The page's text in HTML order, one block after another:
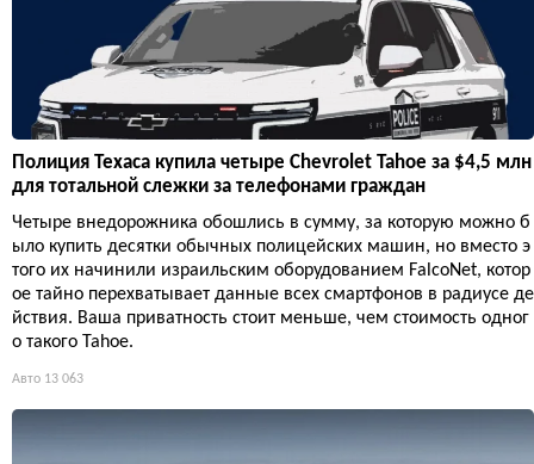
Полиция Техаса купила четыре Chevrolet Tahoe за $4,5 млн
для тотальной слежки за телефонами граждан
Четыре внедорожника обошлись в сумму, за которую можно б
ыло купить десятки обычных полицейских машин, но вместо э
того их начинили израильским оборудованием FalcoNet, котор
ое тайно перехватывает данные всех смартфонов в радиусе де
йствия. Ваша приватность стоит меньше, чем стоимость одног
о такого Tahoe.
Авто 13 063